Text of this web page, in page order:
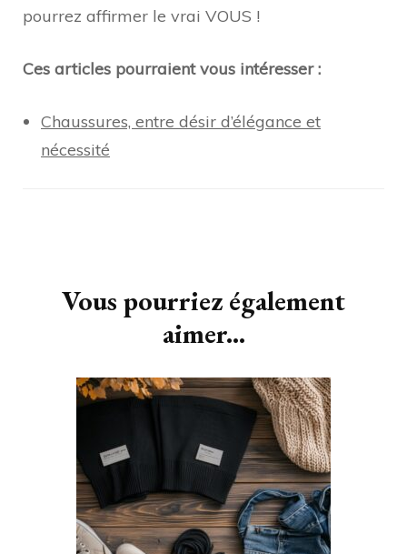
pourrez affirmer le vrai VOUS !
Ces articles pourraient vous intéresser :
Chaussures, entre désir d’élégance et
nécessité
Vous pourriez également
aimer...